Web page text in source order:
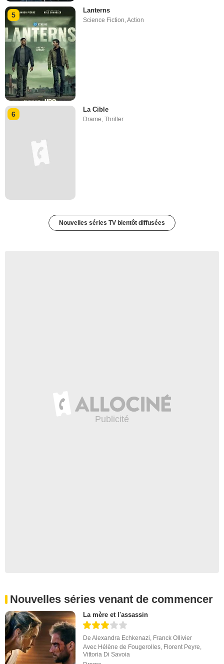
5
Lanterns
Science Fiction ,Action
6
La Cible
Drame,Thriller
Nouvelles séries TV bientôt diffusées
Nouvelles séries venant de commencer
La mère et l'assassin
DeAlexandra Echkenazi, Franck Ollivier
Avec Hélène de Fougerolles, Florent Peyre,
Vittoria Di Savoia